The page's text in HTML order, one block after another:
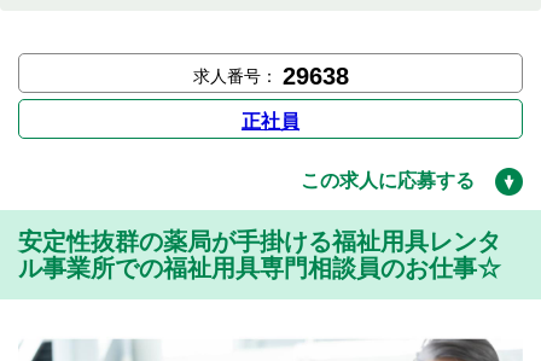
求人番号： 29638
正社員
この求人に応募する
安定性抜群の薬局が手掛ける福祉用具レンタ
ル事業所での福祉用具専門相談員のお仕事☆